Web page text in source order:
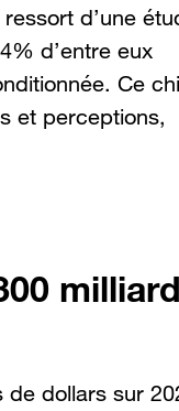
d’une
d’entre eux
Ce
et perceptions,
dollars sur